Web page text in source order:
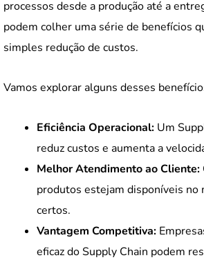
processos desde a produção até a
podem colher uma série de benefícios
simples redução de custos.
Vamos explorar alguns desses
Eficiência Operacional: Um
reduz custos e aumenta a
Melhor Atendimento ao Cliente:
produtos estejam disponíveis no
certos.
Vantagem Competitiva:
eficaz do Supply Chain podem